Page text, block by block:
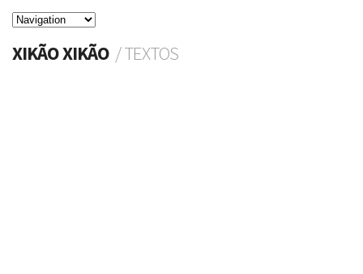
XIKÃO XIKÃO / TEXTOS